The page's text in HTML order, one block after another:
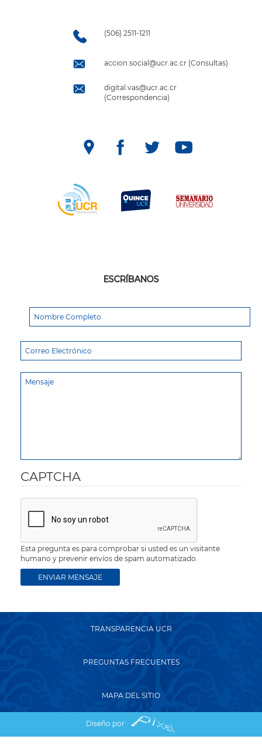
(506) 2511-1211
accion.social@ucr.ac.cr (Consultas)
digital.vas@ucr.ac.cr
(Correspondencia)
ESCRÍBANOS
CAPTCHA
Esta pregunta es para comprobar si usted es un visitante
humano y prevenir envíos de spam automatizado.
TRANSPARENCIA UCR
PREGUNTAS FRECUENTES
MAPA DEL SITIO
Diseño por